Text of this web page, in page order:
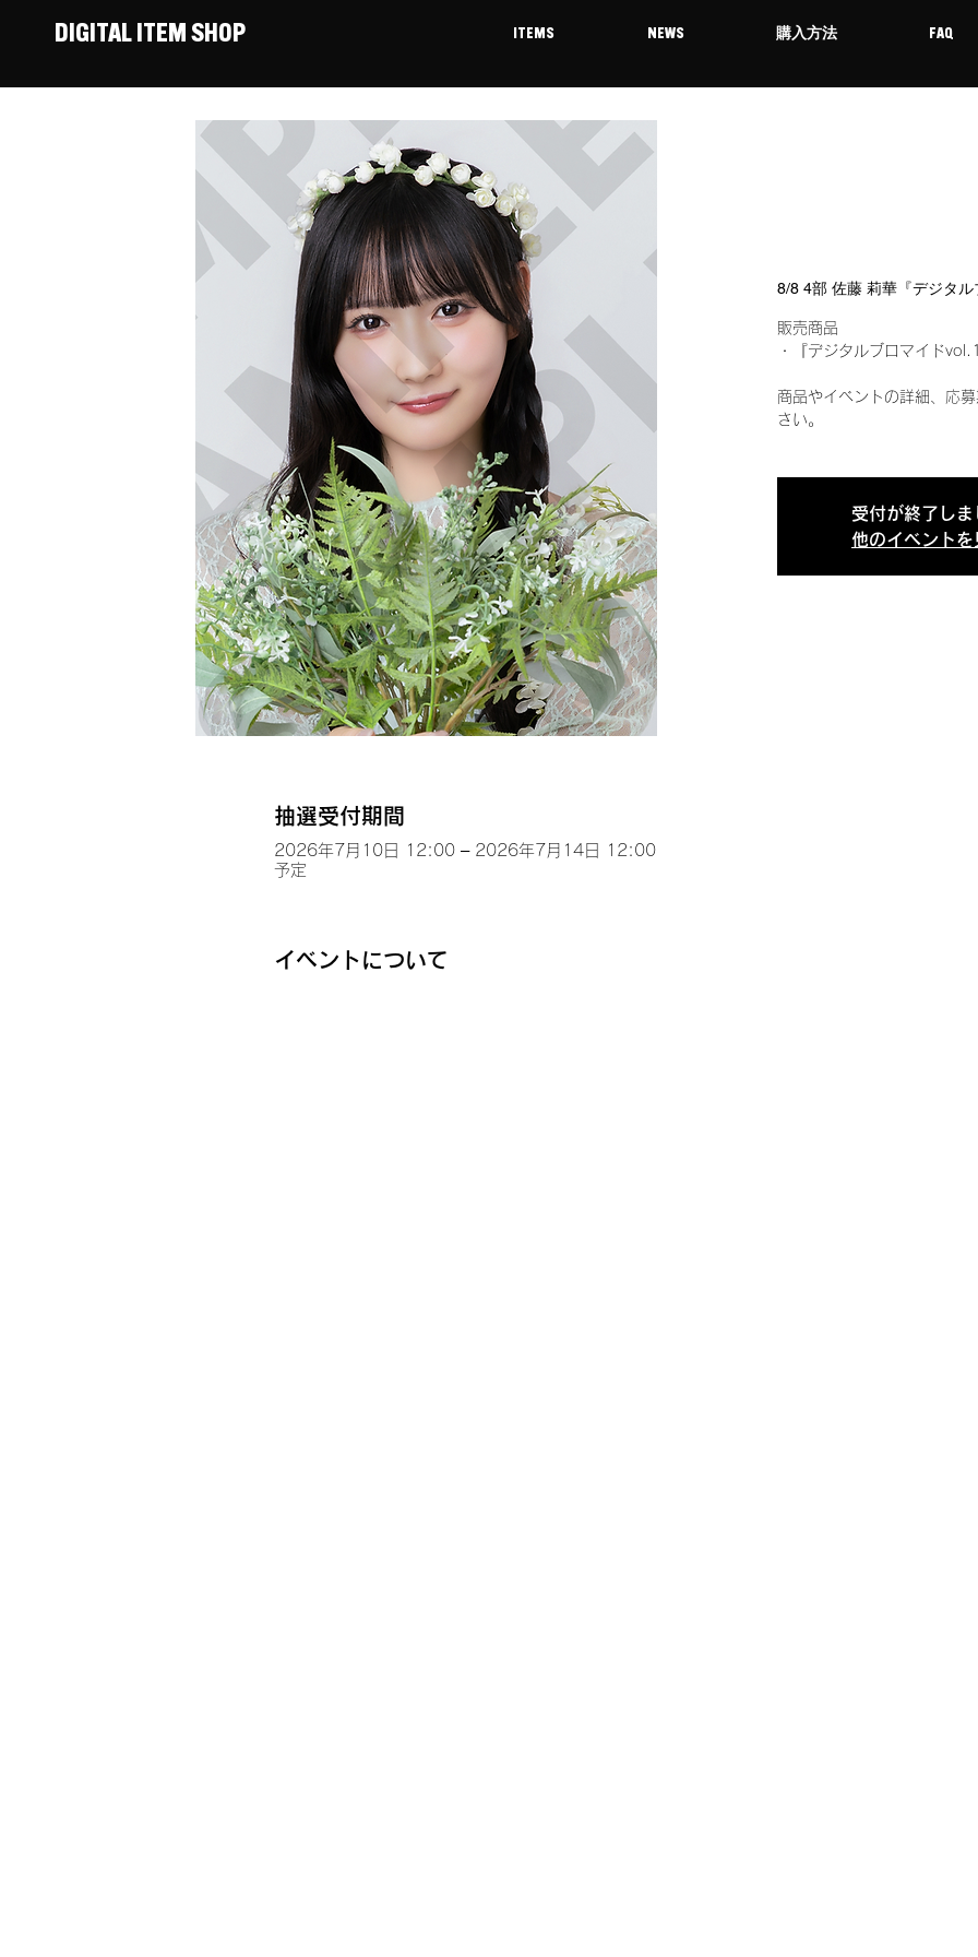
DIGITAL ITEM SHOP ITEMS NEWS 購入方法 FAQ
8/8 4部 佐藤 莉華『デジタ
販売商品
・『デジタルブロマイド
商品やイベントの詳細、応
さい。
受付が終了しま
他のイベントを
抽選受付期間
2026年7月10日 12:00 – 2026年7月14日 12:00
予定
イベントについて